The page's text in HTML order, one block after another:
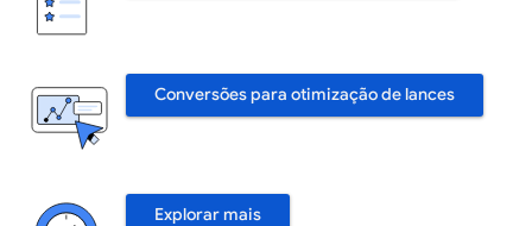
Conversões para otimização de lances
Explorar mais